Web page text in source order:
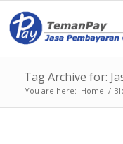
Tag Archive for:
You are here: Home /